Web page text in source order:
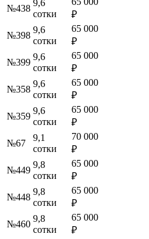
№438
9,6
сотки
₽
№398
9,6
сотки
65 000
₽
№399
9,6
сотки
65 000
₽
№358
9,6
сотки
65 000
₽
№359
9,6
сотки
65 000
₽
№67
9,1
сотки
70 000
₽
№449
9,8
сотки
65 000
₽
№448
9,8
сотки
65 000
₽
№460
9,8
сотки
65 000
₽